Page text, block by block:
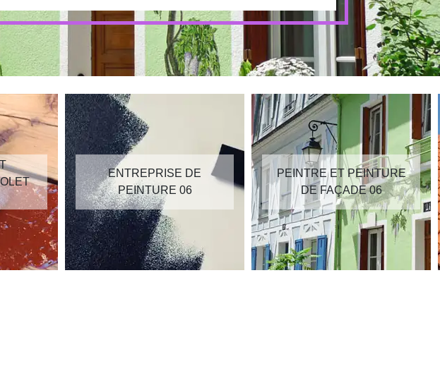
ENTREPRISE DE
PEINTURE 06
PEINTRE ET PEINTURE
DE FAÇADE 06